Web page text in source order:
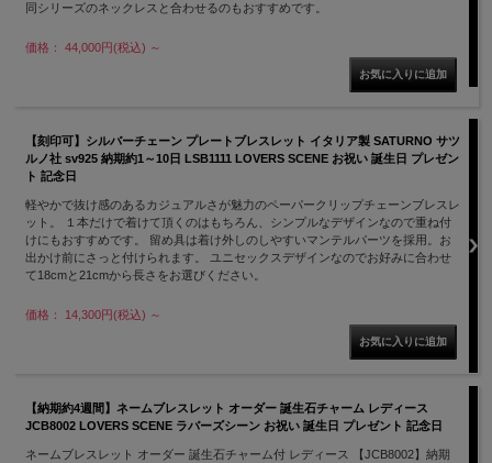
同シリーズのネックレスと合わせるのもおすすめです。
価格： 44,000円(税込) ～
【刻印可】シルバーチェーン プレートブレスレット イタリア製 SATURNO サツ
ルノ社 sv925 納期約1～10日 LSB1111 LOVERS SCENE お祝い 誕生日 プレゼン
ト 記念日
軽やかで抜け感のあるカジュアルさが魅力のペーパークリップチェーンブレスレ
ット。 １本だけで着けて頂くのはもちろん、シンプルなデザインなので重ね付
けにもおすすめです。 留め具は着け外しのしやすいマンテルパーツを採用。お
出かけ前にさっと付けられます。 ユニセックスデザインなのでお好みに合わせ
て18cmと21cmから長さをお選びください。
価格： 14,300円(税込) ～
【納期約4週間】ネームブレスレット オーダー 誕生石チャーム レディース
JCB8002 LOVERS SCENE ラバーズシーン お祝い 誕生日 プレゼント 記念日
ネームブレスレット オーダー 誕生石チャーム付 レディース 【JCB8002】納期